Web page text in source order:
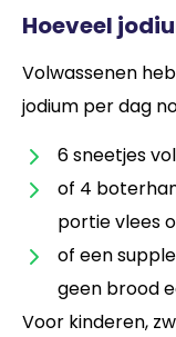
Hoeveel
Volwassenen
jodium per dag
6 sneetjes
of 4
portie vlees
of een
geen brood
Voor kinderen,